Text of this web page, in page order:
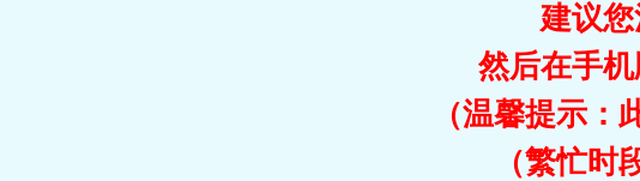
建议您
然后在手
（温馨提示：
（繁忙时